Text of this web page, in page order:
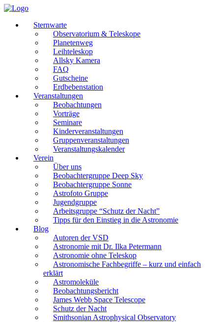
Sternwarte
Observatorium & Teleskope
Planetenweg
Leihteleskop
Allsky Kamera
FAQ
Gutscheine
Erdbebenstation
Veranstaltungen
Beobachtungen
Vorträge
Seminare
Kinderveranstaltungen
Gruppenveranstaltungen
Veranstaltungskalender
Verein
Über uns
Beobachtergruppe Deep Sky
Beobachtergruppe Sonne
Astrofoto Gruppe
Jugendgruppe
Arbeitsgruppe “Schutz der Nacht”
Tipps für den Einstieg in die Astronomie
Blog
Autoren der VSD
Astronomie mit Dr. Ilka Petermann
Astronomie ohne Teleskop
Astronomische Fachbegriffe – kurz und einfach
erklärt
Astromoleküle
Beobachtungsbericht
James Webb Space Telescope
Schutz der Nacht
Smithsonian Astrophysical Observatory